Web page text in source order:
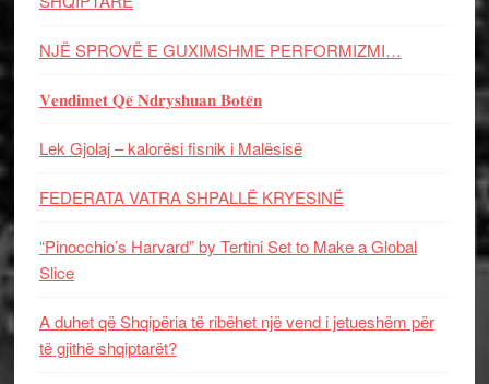
NJË SPROVË E GUXIMSHME PERFORMIZMI…
𝐕𝐞𝐧𝐝𝐢𝐦𝐞𝐭 𝐐𝐞̈ 𝐍𝐝𝐫𝐲𝐬𝐡𝐮𝐚𝐧 𝐁𝐨𝐭𝐞̈𝐧
Lek Gjolaj – kalorësi fisnik i Malësisë
FEDERATA VATRA SHPALLË KRYESINË
“Pinocchio’s Harvard” by Tertini Set to Make a Global
Slice
A duhet që Shqipëria të ribëhet një vend i jetueshëm për
të gjithë shqiptarët?